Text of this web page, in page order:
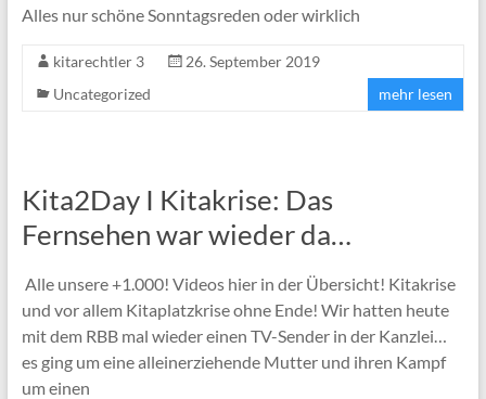
Alles nur schöne Sonntagsreden oder wirklich
kitarechtler 3
26. September 2019
Uncategorized
mehr lesen
Kita2Day I Kitakrise: Das
Fernsehen war wieder da…
Alle unsere +1.000! Videos hier in der Übersicht! Kitakrise
und vor allem Kitaplatzkrise ohne Ende! Wir hatten heute
mit dem RBB mal wieder einen TV-Sender in der Kanzlei…
es ging um eine alleinerziehende Mutter und ihren Kampf
um einen